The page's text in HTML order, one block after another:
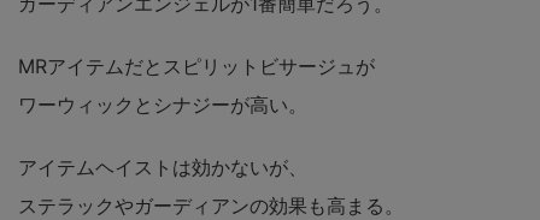
MRアイテムだとスピリットビサージュが
ワーウィックとシナジーが高い。
アイテムヘイストは効かないが、
ステラックやガーディアンの効果も高まる。